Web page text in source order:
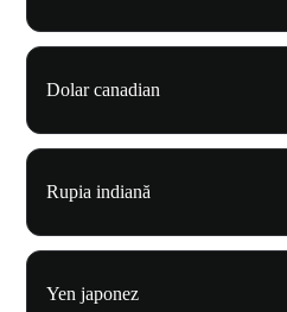
Dolar canadian
Rupia indiană
Yen japonez